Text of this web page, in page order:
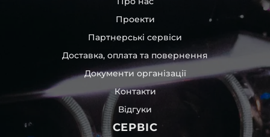
Проекти
Партнерські сервіси
Доставка, оплата та повернення
Документи організації
Контакти
Відгуки
СЕРВІС